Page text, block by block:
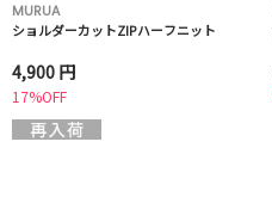
MURUA
ショルダーカットZIPハーフニット
4,900 円
17%OFF